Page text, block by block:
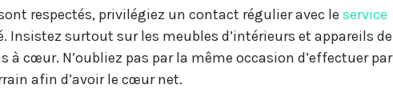
respectés, privilégiez un contact régulier avec le service
Insistez surtout sur les meubles d’intérieurs et appareils de
cœur. N’oubliez pas par la même occasion d’effectuer par
afin d’avoir le cœur net.